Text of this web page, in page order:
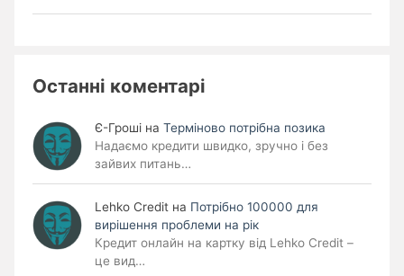
Останні коментарі
Є-Гроші на Терміново потрібна позика
Надаємо кредити швидко, зручно і без
зайвих питань…
Lehko Сredit на Потрібно 100000 для
вирішення проблеми на рік
Кредит онлайн на картку від Lehko Credit –
це вид…